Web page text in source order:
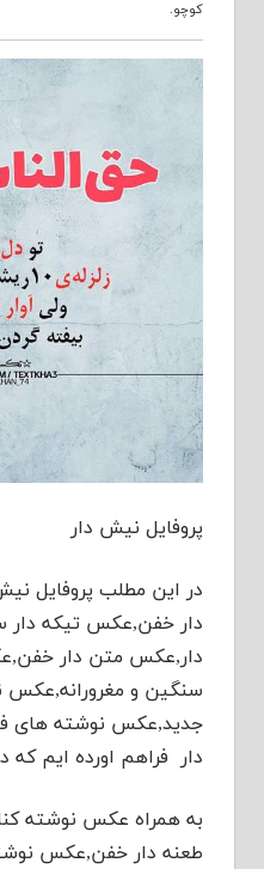
کوچو.
پروفایل نیش دار
در این مطلب پروفایل
دار خفن,عکس تیکه دار
دار,عکس متن دار
سنگین و مغرورانه,عکس
جدید,عکس نوشته های
دار فراهم اورده ایم که
به همراه عکس نوشته
طعنه دار خفن,عکس